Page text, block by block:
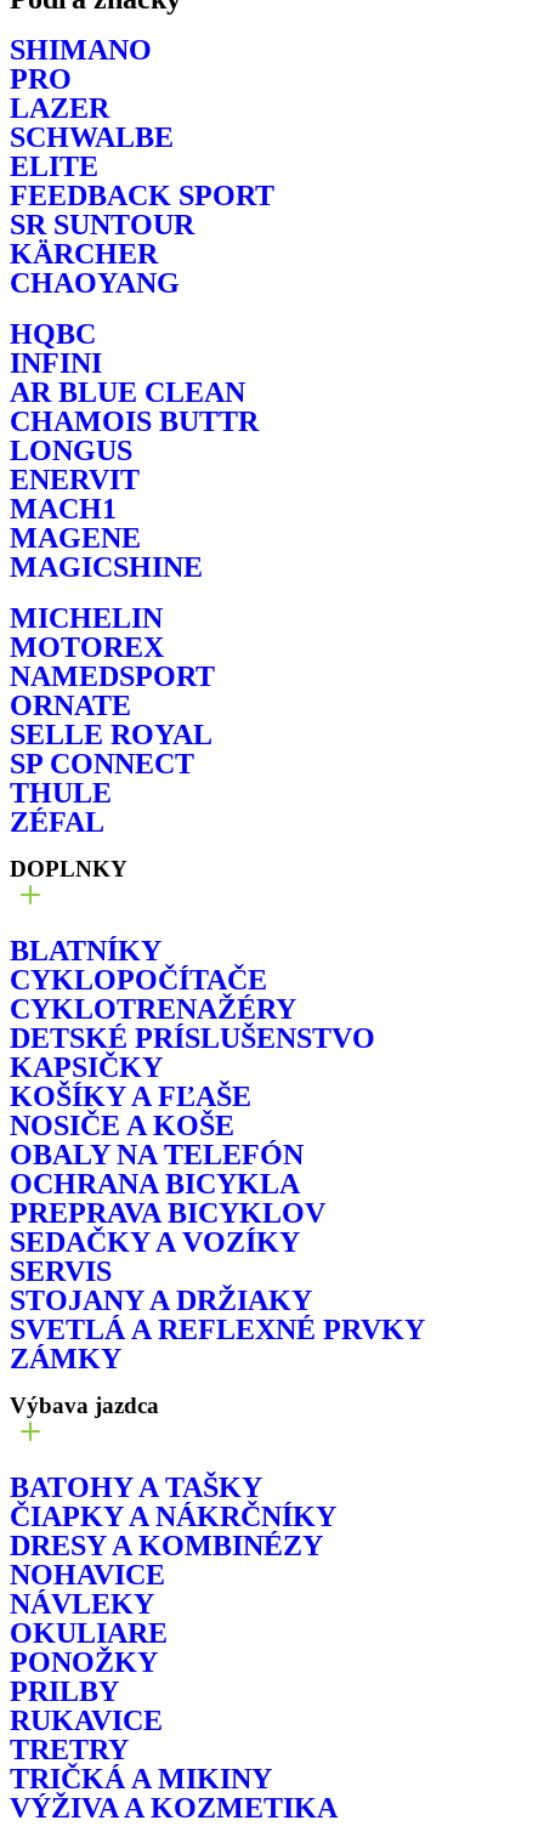
SHIMANO
PRO
LAZER
SCHWALBE
ELITE
FEEDBACK SPORT
SR SUNTOUR
KÄRCHER
CHAOYANG
HQBC
INFINI
AR BLUE CLEAN
CHAMOIS BUTTR
LONGUS
ENERVIT
MACH1
MAGENE
MAGICSHINE
MICHELIN
MOTOREX
NAMEDSPORT
ORNATE
SELLE ROYAL
SP CONNECT
THULE
ZÉFAL
DOPLNKY
BLATNÍKY
CYKLOPOČÍTAČE
CYKLOTRENAŽÉRY
DETSKÉ PRÍSLUŠENSTVO
KAPSIČKY
KOŠÍKY A FĽAŠE
NOSIČE A KOŠE
OBALY NA TELEFÓN
OCHRANA BICYKLA
PREPRAVA BICYKLOV
SEDAČKY A VOZÍKY
SERVIS
STOJANY A DRŽIAKY
SVETLÁ A REFLEXNÉ PRVKY
ZÁMKY
Výbava jazdca
BATOHY A TAŠKY
ČIAPKY A NÁKRČNÍKY
DRESY A KOMBINÉZY
NOHAVICE
NÁVLEKY
OKULIARE
PONOŽKY
PRILBY
RUKAVICE
TRETRY
TRIČKÁ A MIKINY
VÝŽIVA A KOZMETIKA